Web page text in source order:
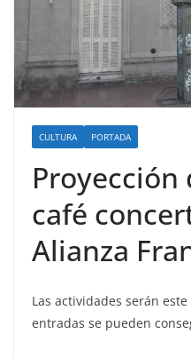
CULTURA PORTADA
Proyección
café
Alianza
Las actividades serán
entradas se pueden